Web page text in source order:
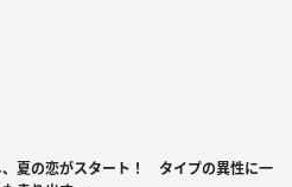
夏の恋がスタート！ タイプの異性に一